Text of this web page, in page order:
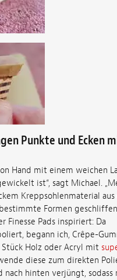
Punkte und Ecken
Hand mit einem weichen
ist“, sagt Michael.
Kreppsohlenmaterial aus
Formen
Finesse Pads inspiriert: Da
begann ich, Crêpe-
Holz oder Acryl mit
diese zum direkten
nach hinten verjüngt, sodass